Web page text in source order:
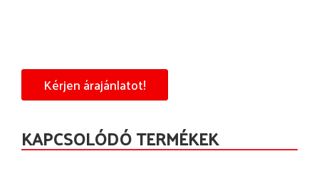
Kérjen árajánlatot!
KAPCSOLÓDÓ TERMÉKEK